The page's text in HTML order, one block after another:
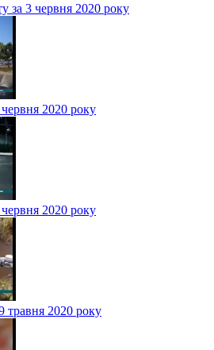
за 3 червня 2020 року
2020 року
2020 року
травня 2020 року